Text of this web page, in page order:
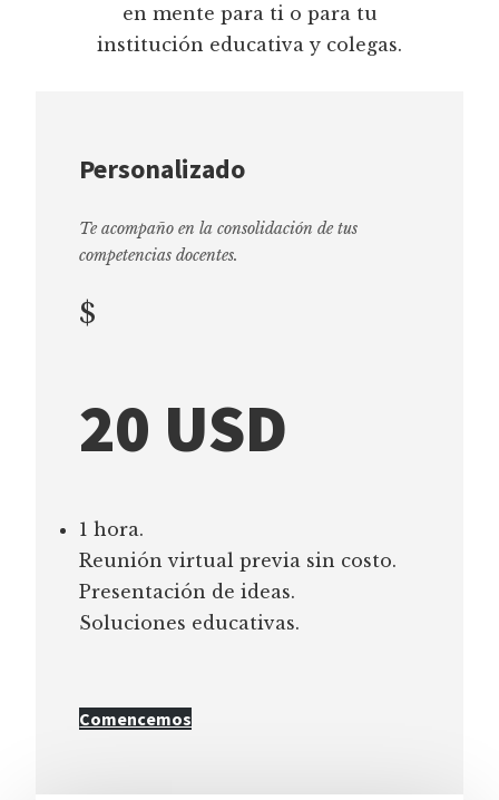
en mente para ti o para tu
institución educativa y colegas.
Personalizado
Te acompaño en la consolidación de tus
competencias docentes.
$
20 USD
1 hora.
Reunión virtual previa sin costo.
Presentación de ideas.
Soluciones educativas.
Comencemos